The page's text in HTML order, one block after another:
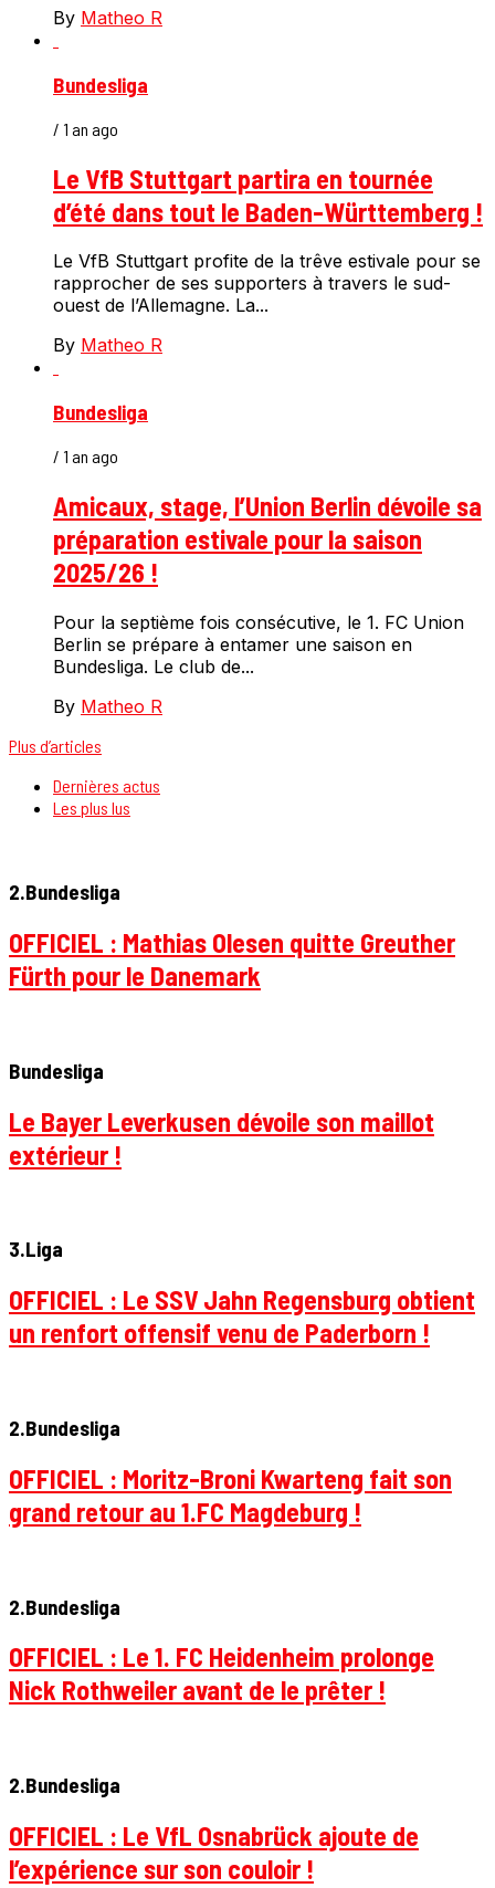
By Matheo R
Bundesliga
/ 1 an ago
Le VfB Stuttgart partira en tournée
d’été dans tout le Baden-Württemberg !
Le VfB Stuttgart profite de la trêve estivale pour se
rapprocher de ses supporters à travers le sud-
ouest de l’Allemagne. La...
By Matheo R
Bundesliga
/ 1 an ago
Amicaux, stage, l’Union Berlin dévoile sa
préparation estivale pour la saison
2025/26 !
Pour la septième fois consécutive, le 1. FC Union
Berlin se prépare à entamer une saison en
Bundesliga. Le club de...
By Matheo R
Plus d’articles
Dernières actus
Les plus lus
2.Bundesliga
OFFICIEL : Mathias Olesen quitte Greuther
Fürth pour le Danemark
Bundesliga
Le Bayer Leverkusen dévoile son maillot
extérieur !
3.Liga
OFFICIEL : Le SSV Jahn Regensburg obtient
un renfort offensif venu de Paderborn !
2.Bundesliga
OFFICIEL : Moritz-Broni Kwarteng fait son
grand retour au 1.FC Magdeburg !
2.Bundesliga
OFFICIEL : Le 1. FC Heidenheim prolonge
Nick Rothweiler avant de le prêter !
2.Bundesliga
OFFICIEL : Le VfL Osnabrück ajoute de
l’expérience sur son couloir !